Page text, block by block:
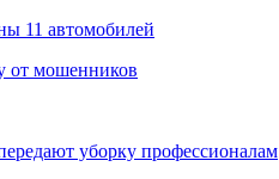
11 автомобилей
от мошенников
уборку профессионалам